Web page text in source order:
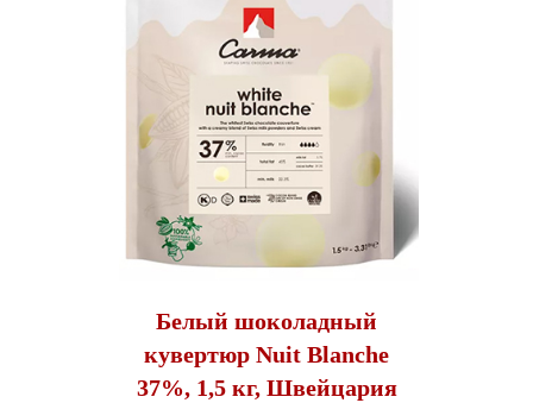
Белый шоколадный
кувертюр Nuit Blanche
37%, 1,5 кг, Швейцария